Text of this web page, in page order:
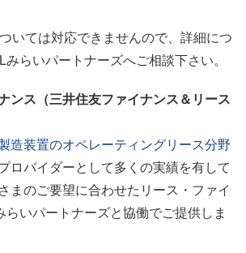
ては対応できませんので、詳細につ
らいパートナーズへご相談下さい。
ンス（三井住友ファイナンス＆リース
造装置のオペレーティングリース分野
ロバイダーとして多くの実績を有して
まのご要望に合わせたリース・ファイ
いパートナーズと協働でご提供しま